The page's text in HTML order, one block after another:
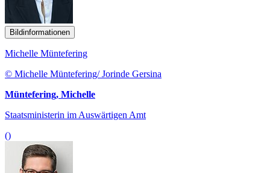
Bildinformationen
Michelle Müntefering
© Michelle Müntefering/ Jorinde Gersina
Müntefering, Michelle
Staatsministerin im Auswärtigen Amt
()